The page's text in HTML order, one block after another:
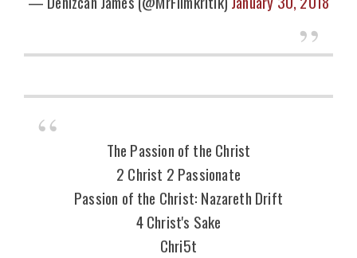
The Passion of the Christ
2 Christ 2 Passionate
Passion of the Christ: Nazareth Drift
4 Christ's Sake
Chri5t